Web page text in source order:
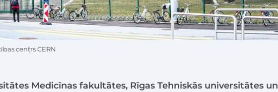
Medicīnas fakultātes, Rīgas Tehniskās universitātes un
centrs CERN